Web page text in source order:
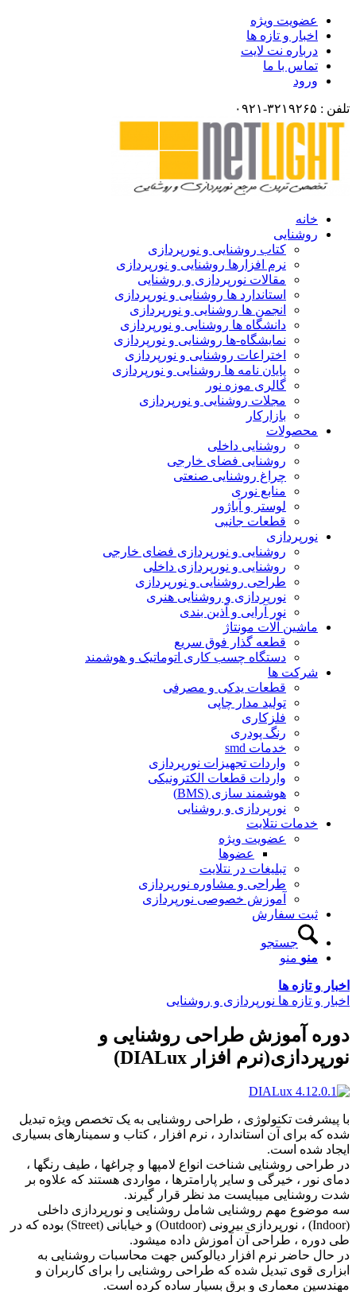
عضویت ویژه
اخبار و تازه ها
درباره نت لایت
تماس با ما
ورود
تلفن : ۳۲۱۹۲۶۵-۰۹۲۱
خانه
روشنایی
کتاب روشنایی و نورپردازی
نرم افزارها روشنایی و نورپردازی
مقالات نورپردازی و روشنایی
استاندارد ها روشنایی و نورپردازی
انجمن ها روشنایی و نورپردازی
دانشگاه ها روشنایی و نورپردازی
نمایشگاه-ها روشنایی و نورپردازی
اختراعات روشنایی و نورپردازی
پایان نامه ها روشنایی و نورپردازی
گالری موزه نور
مجلات روشنایی و نورپردازی
بازارکار
محصولات
روشنایی داخلی
روشنایی فضای خارجی
چراغ روشنایی صنعتی
منابع نوری
لوستر و آباژور
قطعات جانبی
نورپردازی
روشنایی و نورپردازی فضای خارجی
روشنایی و نورپردازی داخلی
طراحی روشنایی و نورپردازی
نورپردازی و روشنایی هنری
نور آرایی و آذین بندی
ماشین آلات مونتاژ
قطعه گذار فوق سریع
دستگاه چسب کاری اتوماتیک و هوشمند
شرکت ها
قطعات یدکی و مصرفی
تولید مدار چاپی
فلزکاری
رنگ پودری
خدمات smd
واردات تجهیزات نورپردازی
واردات قطعات الکترونیکی
هوشمند سازی (BMS)
نورپردازی و روشنایی
خدمات نتلایت
عضویت ویژه
عضوها
تبلیغات در نتلایت
طراحی و مشاوره نورپردازی
آموزش خصوصی نورپردازی
ثبت سفارش
جستجو
منو منو
اخبار و تازه ها
اخبار و تازه ها نورپردازی و روشنایی
دوره آموزش طراحی روشنایی و
نورپردازی(نرم افزار DIALux)
با پیشرفت تکنولوژی ، طراحی روشنایی به یک تخصص ویژه تبدیل
شده که برای آن استاندارد ، نرم افزار ، کتاب و سمینارهای بسیاری
ایجاد شده است.
در طراحی روشنایی شناخت انواع لامپها و چراغها ، طیف رنگها ،
دمای نور ، خیرگی و سایر پارامترها ، مواردی هستند که علاوه بر
شدت روشنایی میبایست مد نظر قرار گیرند.
سه موضوع مهم روشنایی شامل روشنایی و نورپردازی داخلی
(Indoor) ، نورپردازی بیرونی (Outdoor) و خیابانی (Street) بوده که در
طی دوره ، طراحی آن آموزش داده میشود.
در حال حاضر نرم افزار دیالوکس جهت محاسبات روشنایی به
ابزاری قوی تبدیل شده که طراحی روشنایی را برای کاربران و
مهندسین معماری و برق بسیار ساده کرده است.